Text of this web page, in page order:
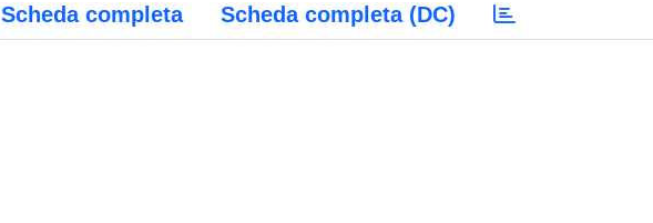
Scheda completa Scheda completa (DC)